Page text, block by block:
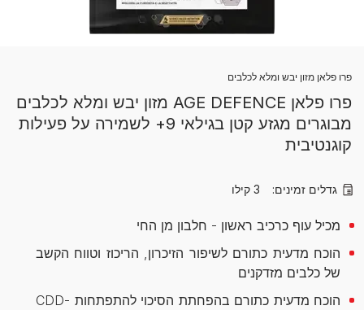
פרו פלאן מזון יבש ומלא לכלבים
פרו פלאן AGE DEFENCE מזון יבש ומלא לכלבים
מבוגרים מגזע קטן בגילאי 9+ לשמירה על פעילות
קוגנטיבית
גדלים זמינים: 3 קילו
מכיל עוף כרכיב ראשון - חלבון מן החי
הוכח מדעית כתורם לשיפור הזיכרון, הריכוז וטווח הקשב
של כלבים מזדקנים
הוכח מדעית כתורם בהפחתת הסיכוי להתפתחות CDD-